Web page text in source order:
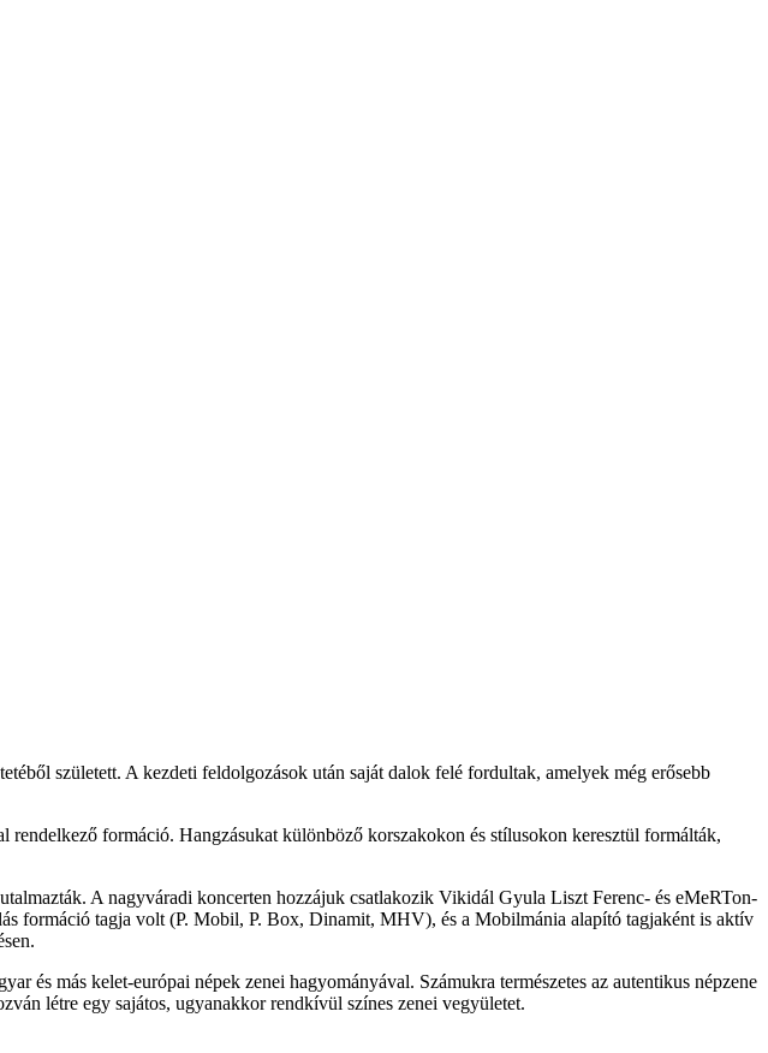
született. A kezdeti feldolgozások után saját dalok felé fordultak, amelyek még erősebb
rendelkező formáció. Hangzásukat különböző korszakokon és stílusokon keresztül formálták,
A nagyváradi koncerten hozzájuk csatlakozik Vikidál Gyula Liszt Ferenc- és eMeRTon-
formáció tagja volt (P. Mobil, P. Box, Dinamit, MHV), és a Mobilmánia alapító tagjaként is aktív
és más kelet-európai népek zenei hagyományával. Számukra természetes az autentikus népzene
létre egy sajátos, ugyanakkor rendkívül színes zenei vegyületet.